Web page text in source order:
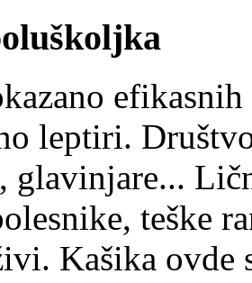
leptiri.
glavinjare...
teške
Kašika